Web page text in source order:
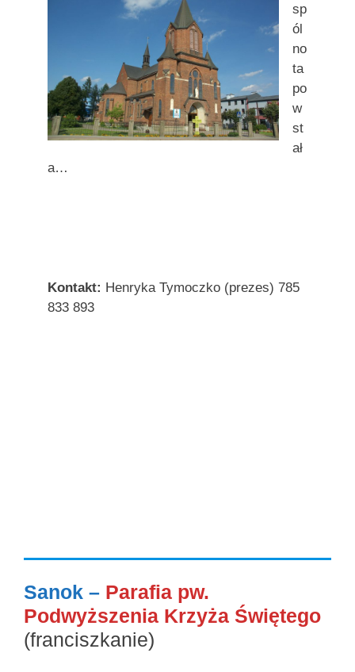
sp
ól
no
ta
po
w
st
ał
a…
Kontakt: Henryka Tymoczko (prezes) 785
833 893
Sanok – Parafia pw.
Podwyższenia Krzyża Świętego
(franciszkanie)